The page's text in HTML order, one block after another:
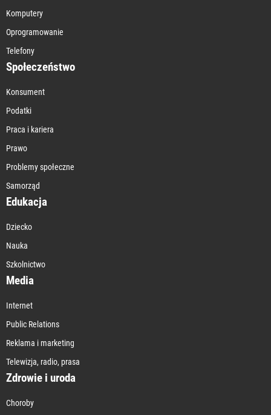
Komputery
Oprogramowanie
Telefony
Społeczeństwo
Konsument
Podatki
Praca i kariera
Prawo
Problemy społeczne
Samorząd
Edukacja
Dziecko
Nauka
Szkolnictwo
Media
Internet
Public Relations
Reklama i marketing
Telewizja, radio, prasa
Zdrowie i uroda
Choroby